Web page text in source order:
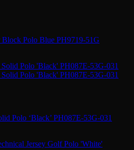
Polo Blue PH9719-51G
Polo ‘Black’ PH087E-53G-031